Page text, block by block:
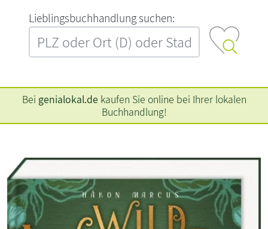
L‍i‍e‍b‍l‍i‍n‍g‍s‍b‍u‍c‍h‍h‍a‍n‍d‍l‍u‍n‍g‍ ‍s‍u‍c‍h‍e‍n‍:‍
Bei genialokal.de kaufen Sie online bei Ihrer lokalen
Buchhandlung!